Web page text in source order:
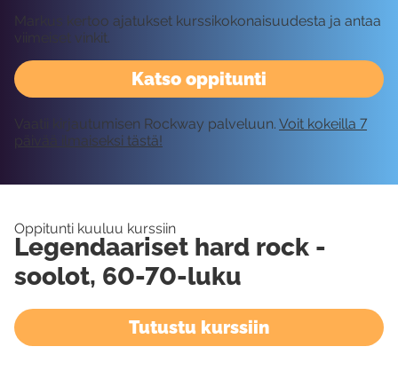
Katso oppitunti
Markus kertoo ajatukset kurssikokonaisuudesta ja antaa
viimeiset vinkit.
Vaatii kirjautumisen Rockway palveluun. Voit kokeilla 7
päivää ilmaiseksi tästä!
Oppitunti kuuluu kurssiin
Legendaariset hard rock -
soolot, 60-70-luku
Tutustu kurssiin